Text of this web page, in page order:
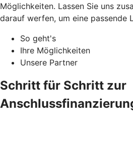
Möglichkeiten. Lassen Sie uns
darauf werfen, um eine passende
So geht's
Ihre Möglichkeiten
Unsere Partner
Schritt für Schritt zur